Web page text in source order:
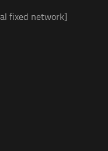
fixed network]